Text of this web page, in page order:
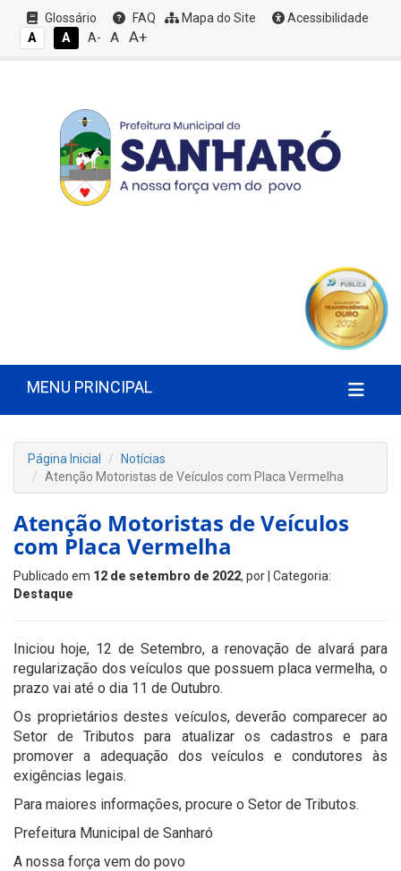
Glossário FAQ Mapa do Site
Acessibilidade
A
A A- A A+
MENU PRINCIPAL
Página Inicial
Notícias
Atenção Motoristas de Veículos com Placa Vermelha
Atenção Motoristas de Veículos
com Placa Vermelha
Publicado em 12 de setembro de 2022, por | Categoria:
Destaque
Iniciou hoje, 12 de Setembro, a renovação de alvará para
regularização dos veículos que possuem placa vermelha, o
prazo vai até o dia 11 de Outubro.
Os proprietários destes veículos, deverão comparecer ao
Setor de Tributos para atualizar os cadastros e para
promover a adequação dos veículos e condutores às
exigências legais.
Para maiores informações, procure o Setor de Tributos.
Prefeitura Municipal de Sanharó
A nossa força vem do povo